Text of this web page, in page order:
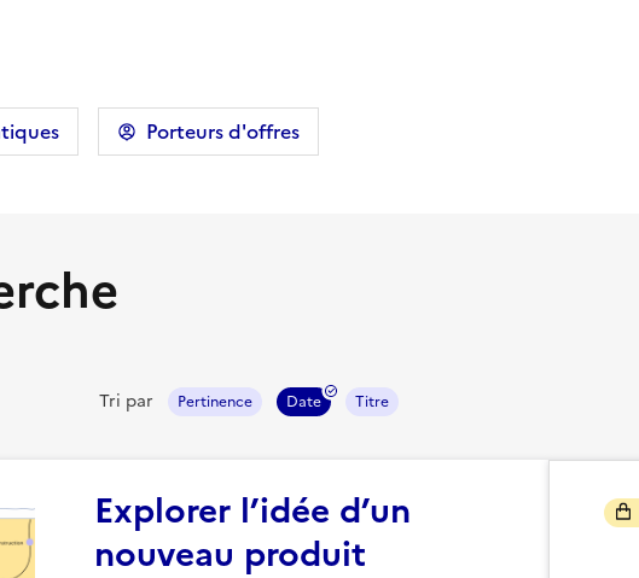
Porteurs d'offres
Tri par Pertinence Date Titre
Explorer l’idée d’un
nouveau produit